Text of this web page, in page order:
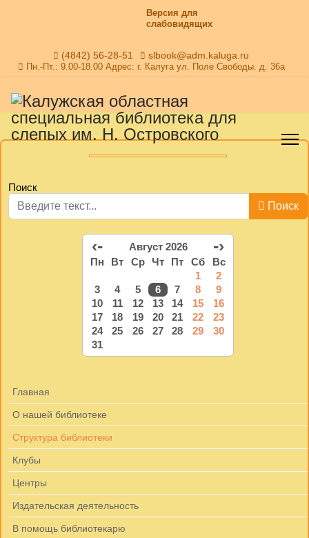
Версия для
слабовидящих
(4842) 56-28-51 slbook@adm.kaluga.ru
Пн.-Пт.: 9.00-18.00 Адрес: г. Калуга ул. Поле Свободы. д. 36а
Поиск
Поиск
‹- Август 2026 -›
Пн Вт Ср Чт Пт Сб
Вс
1
2
3
4 5 6 7 8
9
10
11 12 13 14 15
16
17
18 19 20 21 22
23
24
25 26 27 28 29
30
31
Главная
О нашей библиотеке
Структура библиотеки
Клубы
Центры
Издательская деятельность
В помощь библиотекарю